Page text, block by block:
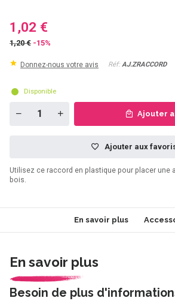
1,02 €
1,20 € -15%
Donnez-nous votre avis Réf: AJ.ZRACCORD
Disponible
Ajouter
Ajouter aux
Utilisez ce raccord en plastique pour placer une
bois.
En savoir plus
En savoir plus
Besoin de plus